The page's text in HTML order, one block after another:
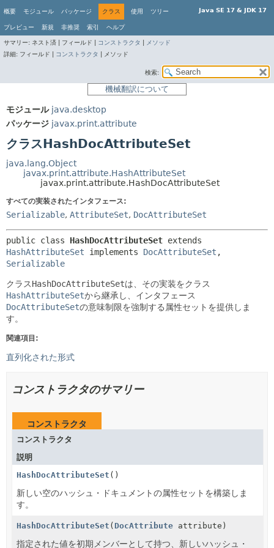
Java SE 17 & JDK 17
概要 モジュール パッケージ クラス 使用 ツリー
プレビュー 新規 非推奨 索引 ヘルプ
サマリー: ネスト済 | フィールド | コンストラクタ
メソッド
詳細: フィールド | コンストラクタ メソッド
検索:
機械翻訳について
モジュール java.desktop
パッケージ javax.print.attribute
クラスHashDocAttributeSet
java.lang.Object
javax.print.attribute.HashAttributeSet
javax.print.attribute.HashDocAttributeSet
すべての実装されたインタフェース:
Serializable, AttributeSet, DocAttributeSet
public class HashDocAttributeSet
HashAttributeSet implements DocAttributeSet
Serializable
クラスHashDocAttributeSetは、その実装をクラス
HashAttributeSetから継承し、インタフェース
DocAttributeSetの意味制限を強制する属性セットを提供しま
す。
関連項目:
直列化された形式
コンストラクタのサマリー
コンストラクタ
コンストラクタ
説明
HashDocAttributeSet ()
新しい空のハッシュ・ドキュメントの属性セットを構築しま
す。
HashDocAttributeSet ( DocAttribute attribute)
指定された値を初期メンバーとして持つ、新しいハッシュ・